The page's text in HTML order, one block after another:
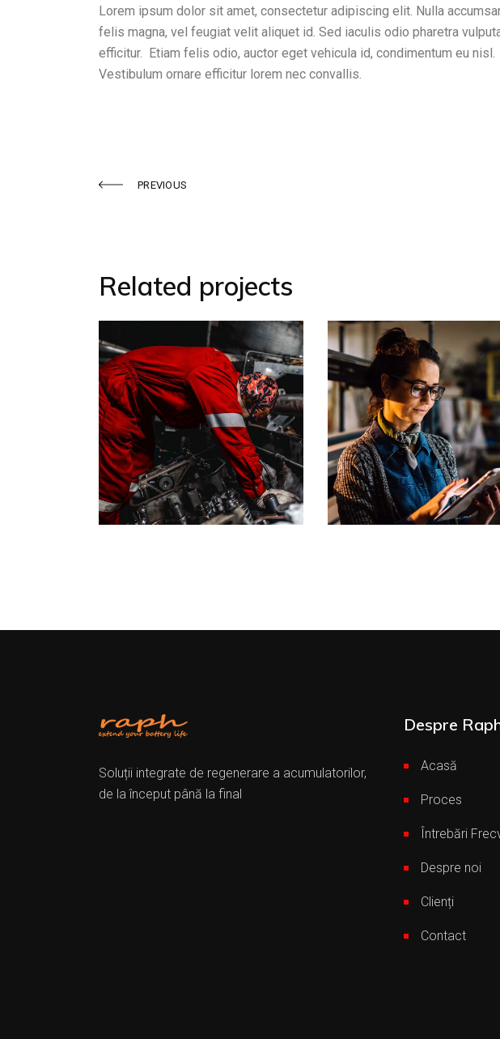
Lorem ipsum dolor sit amet, consectetur adipiscing elit. Nulla
felis magna, vel feugiat velit aliquet id. Sed iaculis odio pharetra
efficitur. Etiam felis odio, auctor eget vehicula id, condimentum eu nisl.
Vestibulum ornare efficitur lorem nec convallis.
PREVIOUS
Related projects
Soluții integrate de regenerare a acumulatorilor,
de la început până la final
Despre
Acasă
Proces
Întrebări
Despre noi
Clienți
Contact